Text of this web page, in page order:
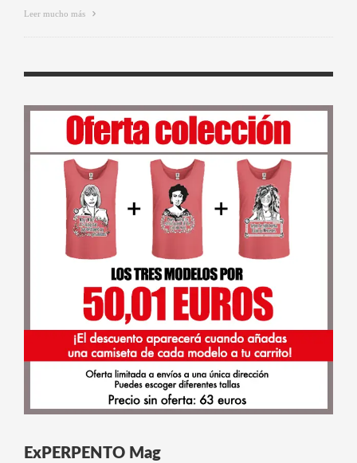
Leer mucho más
ExPERPENTO Mag